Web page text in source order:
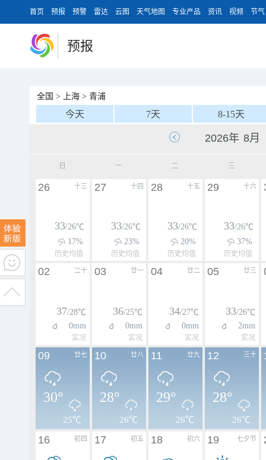
首页 预报 预警 雷达 云图 天气地图 专业产品 资讯 视频 节气
预报
全国 > 上海 > 青浦
今天 7天 8-15天
日 一 二 三
十三
26
33/26℃
17%
历史均值
十四
27
33/26℃
23%
历史均值
十五
28
33/26℃
20%
历史均值
十六
29
33/26℃
37%
历史均值
二十
02
37/28℃
0mm
实况
廿一
03
36/25℃
0mm
实况
廿二
04
34/27℃
0mm
实况
廿三
05
33/26℃
2mm
实况
廿七
09
30°
25℃
廿八
10
28°
26℃
廿九
11
29°
26℃
三十
12
28°
26℃
初四
16 初五
17 初六
18 七夕节
19